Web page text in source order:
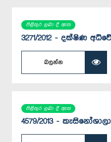
පිළිතුර ලබා දී ඇත
3271/2012 - දක්ෂිණ
බලන්න
පිළිතුර ලබා දී ඇත
4579/2013 -